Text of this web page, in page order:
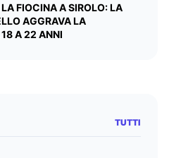
FIOCINA A SIROLO: LA
AGGRAVA LA
A 22 ANNI
TUTTI